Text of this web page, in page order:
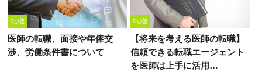
転職
医師の転職、面接や年俸交
渉、労働条件書について
転職
【将来を考える医師の転職】
信頼できる転職エージェント
を医師は上手に活用…